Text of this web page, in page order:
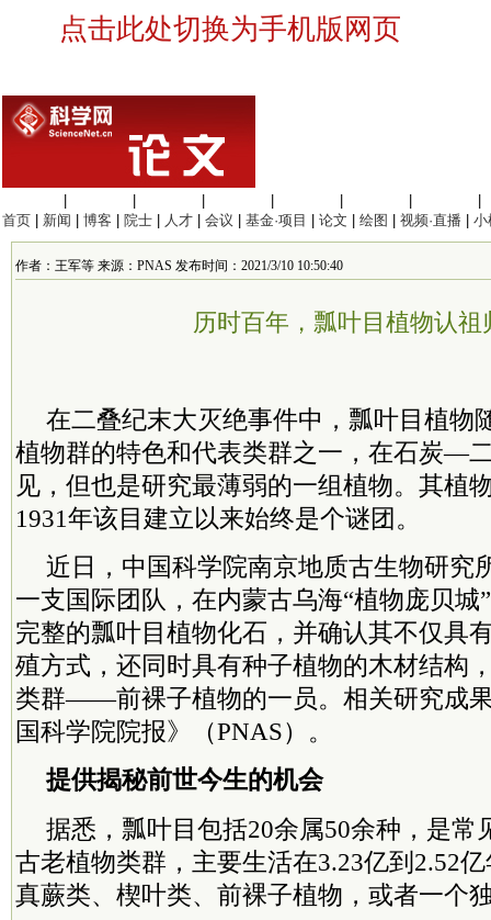
点击此处切换为手机版网页
首页
新闻 博客 院士 人才 会议 基金·项目 论文 绘图 视频·直播 小
作者：王军等 来源：PNAS 发布时间：2021/3/10 10:50:40
历时百年，瓢叶目植物认祖
在二叠纪末大灭绝事件中，瓢叶目植物
植物群的特色和代表类群之一，在石炭—
见，但也是研究最薄弱的一组植物。其植
1931年该目建立以来始终是个谜团。
近日，中国科学院南京地质古生物研究
一支国际团队，在内蒙古乌海“植物庞贝城
完整的瓢叶目植物化石，并确认其不仅具
殖方式，还同时具有种子植物的木材结构
类群——前裸子植物的一员。相关研究成
国科学院院报》（PNAS）。
提供揭秘前世今生的机会
据悉，瓢叶目包括20余属50余种，是常
古老植物类群，主要生活在3.23亿到2.52
真蕨类、楔叶类、前裸子植物，或者一个